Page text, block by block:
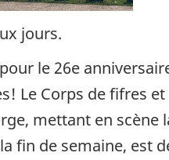
jours.
le 26e
Le Corps de fifres
mettant en scène
fin de semaine, est